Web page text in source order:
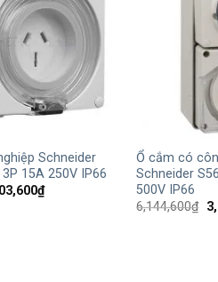
Schneider
15A 250V IP66
₫Giá
hiện
Ổ cắm có
Schneider
500V IP66
6,144,600₫